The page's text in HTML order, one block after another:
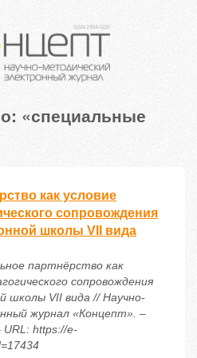
«специальные
как условие
сопровождения
школы VII вида
партнёрство как
сопровождения
школы VII вида // Научно-
журнал «Концепт». –
https://e-